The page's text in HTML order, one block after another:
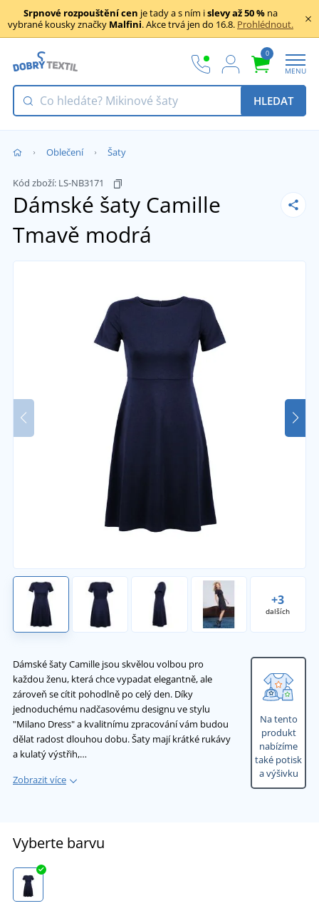
Srpnové rozpouštění cen je tady a s ním islevy až 50 % na
vybrané kousky značky Malfini. Akce trvá jen do 16.8. Prohlédnout.
0
MENU
HLEDAT
Oblečení Šaty
Kód zboží: LS-NB3171
Dámské šaty Camille
Tmavě modrá
+3
dalších
Dámské šaty Camille jsou skvělou volbou pro
každou ženu, která chce vypadat elegantně, ale
zároveň se cítit pohodlně po celý den. Díky
jednoduchému nadčasovému designu ve stylu
"Milano Dress" a kvalitnímu zpracování vám budou
dělat radost dlouhou dobu. Šaty mají krátké rukávy
a kulatý výstřih,…
Zobrazit více
Na tento
produkt
nabízíme
také potisk
a výšivku
Vyberte barvu